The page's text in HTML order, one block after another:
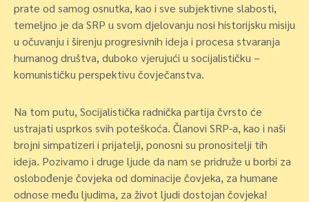
prate od samog osnutka, kao i sve subjektivne slabosti,
temeljno je da SRP u svom djelovanju nosi historijsku misiju
u očuvanju i širenju progresivnih ideja i procesa stvaranja
humanog društva, duboko vjerujući u socijalističku –
komunističku perspektivu čovječanstva.
Na tom putu, Socijalistička radnička partija čvrsto će
ustrajati usprkos svih poteškoća. Članovi SRP-a, kao i naši
brojni simpatizeri i prijatelji, ponosni su pronositelji tih
ideja. Pozivamo i druge ljude da nam se pridruže u borbi za
oslobođenje čovjeka od dominacije čovjeka, za humane
odnose među ljudima, za život ljudi dostojan čovjeka!